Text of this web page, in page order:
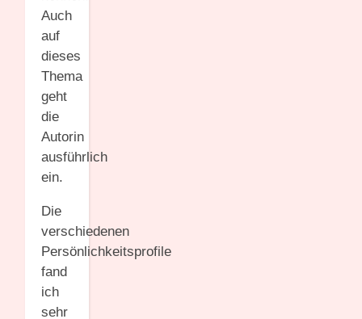
Auch
auf
dieses
Thema
geht
die
Autorin
ausführlich
ein.
Die
verschiedenen
Persönlichkeitsprofile
fand
ich
sehr